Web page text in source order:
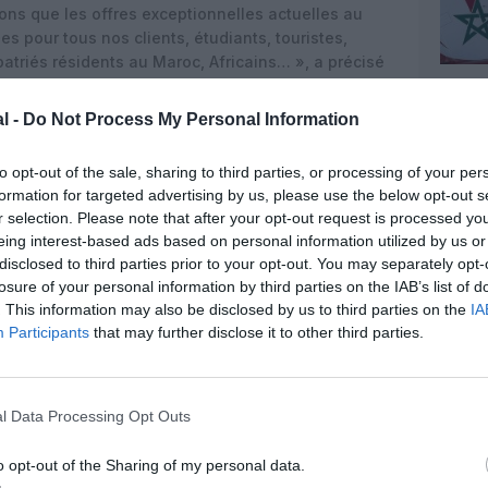
- Do Not Process My Personal Information
opt-out of the sale, sharing to third parties, or processing of your
for targeted advertising by us, please use the below opt-out
selection. Please note that after your opt-out request is processed
interest-based ads based on personal information utilized by us
to third parties prior to your opt-out. You may separately
of your personal information by third parties on the IAB’s list of
This information may also be disclosed by us to third parties on the
Participants that may further disclose it to other third parties.
Data Processing Opt Outs
opt-out of the Sharing of my personal data.
que les offres exceptionnelles actuelles au
pour tous nos clients, étudiants, touristes,
résidents au Maroc, Africains… », a précisé
jour de reprise, 11.789 passagers grâce à 117
nos clients ✈️ 🤩
17, 2021